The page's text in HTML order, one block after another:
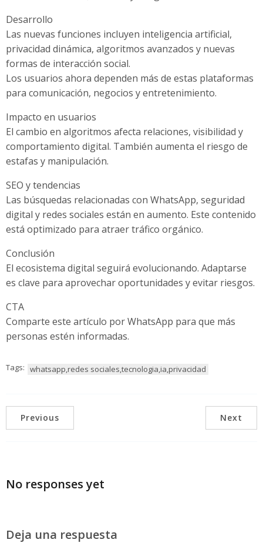
Desarrollo
Las nuevas funciones incluyen inteligencia artificial,
privacidad dinámica, algoritmos avanzados y nuevas
formas de interacción social.
Los usuarios ahora dependen más de estas plataformas
para comunicación, negocios y entretenimiento.
Impacto en usuarios
El cambio en algoritmos afecta relaciones, visibilidad y
comportamiento digital. También aumenta el riesgo de
estafas y manipulación.
SEO y tendencias
Las búsquedas relacionadas con WhatsApp, seguridad
digital y redes sociales están en aumento. Este contenido
está optimizado para atraer tráfico orgánico.
Conclusión
El ecosistema digital seguirá evolucionando. Adaptarse
es clave para aprovechar oportunidades y evitar riesgos.
CTA
Comparte este artículo por WhatsApp para que más
personas estén informadas.
Tags: whatsapp,redes sociales,tecnologia,ia,privacidad
Previous Next
No responses yet
Deja una respuesta